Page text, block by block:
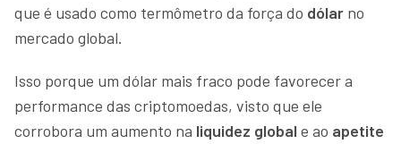
que é usado como termômetro da força do dólar no
mercado global.
Isso porque um dólar mais fraco pode favorecer a
performance das criptomoedas, visto que ele
corrobora um aumento na liquidez global e ao apetite